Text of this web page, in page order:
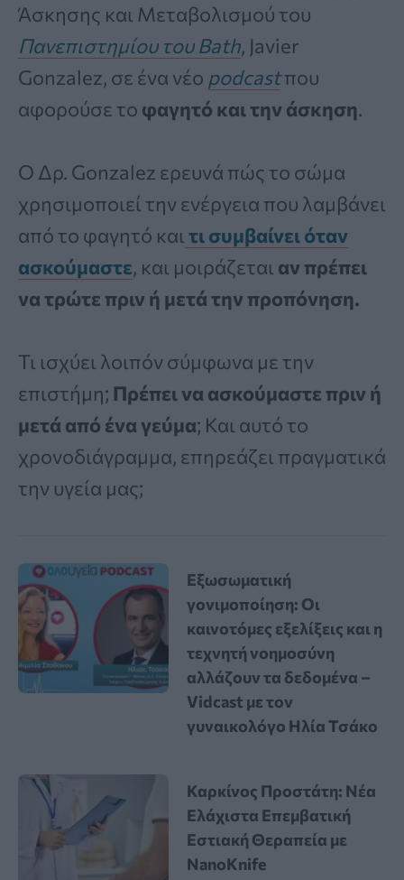
Άσκησης και Μεταβολισμού του
Πανεπιστημίου του Bath, Javier
Gonzalez, σε ένα νέο podcastπου
αφορούσε το φαγητό και την άσκηση.
Ο Δρ. Gonzalez ερευνά πώς το σώμα
χρησιμοποιεί την ενέργεια που λαμβάνει
από το φαγητό και τι συμβαίνει όταν
ασκούμαστε, και μοιράζεται αν πρέπει
να τρώτε πριν ή μετά την προπόνηση.
Τι ισχύει λοιπόν σύμφωνα με την
επιστήμη; Πρέπει να ασκούμαστε πριν ή
μετά από ένα γεύμα; Και αυτό το
χρονοδιάγραμμα, επηρεάζει πραγματικά
την υγεία μας;
Εξωσωματική
γονιμοποίηση: Οι
καινοτόμες εξελίξεις και η
τεχνητή νοημοσύνη
αλλάζουν τα δεδομένα –
Vidcast με τον
γυναικολόγο Ηλία Τσάκο
Καρκίνος Προστάτη: Νέα
Ελάχιστα Επεμβατική
Εστιακή Θεραπεία με
NanoKnife